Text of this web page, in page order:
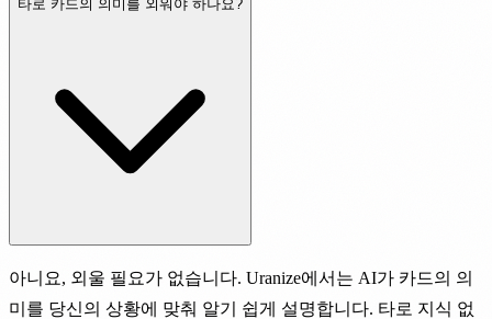
타로 카드의 의미를 외워야 하나요?
아니요, 외울 필요가 없습니다. Uranize에서는 AI가 카드의 의
미를 당신의 상황에 맞춰 알기 쉽게 설명합니다. 타로 지식 없